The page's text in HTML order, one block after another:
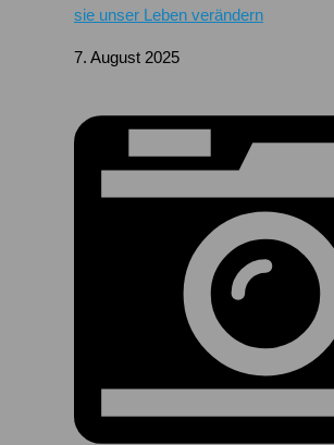
sie unser Leben verändern
7. August 2025